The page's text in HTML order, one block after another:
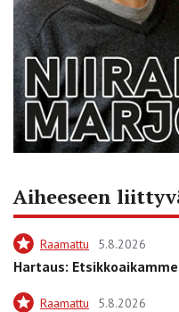
Aiheeseen
Raamattu 5.8.2026
Hartaus: Etsikkoaikamme
Raamattu 5.8.2026